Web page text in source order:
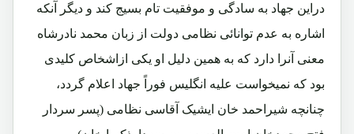
دراین جهاد به سادگی و موفقیت تام بسیج کند و دیگر آنکه
اشاره به عدم توانائی نظامی دولت از زبان محمد نادرشاه
معنی آنرا دارد که به همین دلیل او یکی ازاشخاص کلیدی
بود که نمیخواست علیه انگلیس فوراً جهاد اعلام گردد،
چنانچه شیراحمد خان ایشیک آقاسی نظامی (پسر سردار